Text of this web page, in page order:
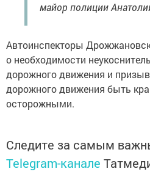
майор полиции
Автоинспекторы
о необходимости
дорожного движения и
дорожного движения быть
осторожными.
Следите за самым
Telegram-канале